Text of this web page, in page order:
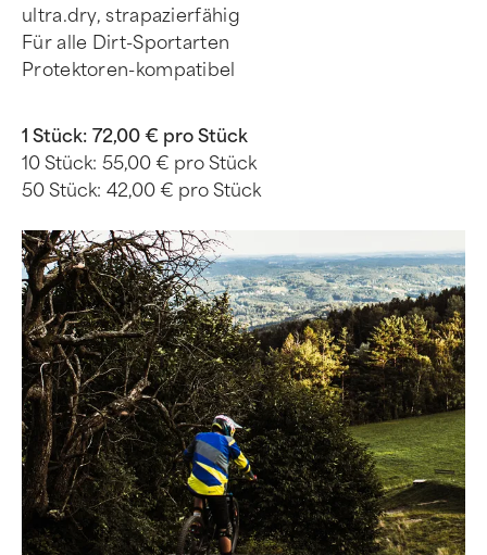
ultra.dry, strapazierfähig
Für alle Dirt-Sportarten
Protektoren-kompatibel
1 Stück: 72,00 € pro Stück
10 Stück: 55,00 € pro Stück
50 Stück: 42,00 € pro Stück